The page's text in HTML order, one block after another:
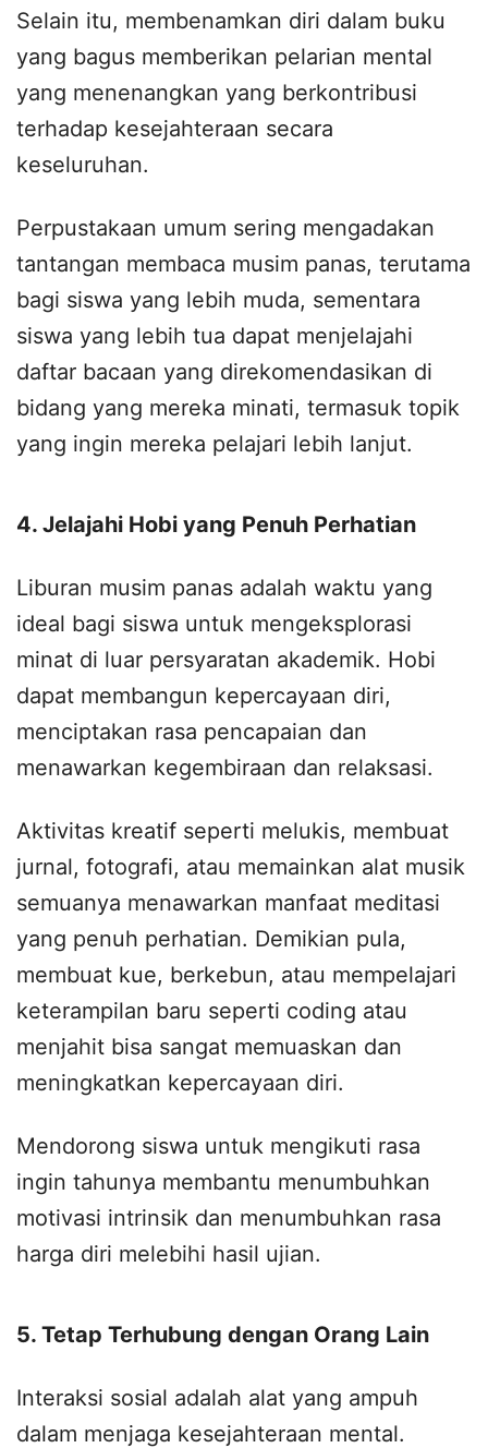
Selain itu, membenamkan diri dalam buku
yang bagus memberikan pelarian mental
yang menenangkan yang berkontribusi
terhadap kesejahteraan secara
keseluruhan.
Perpustakaan umum sering mengadakan
tantangan membaca musim panas, terutama
bagi siswa yang lebih muda, sementara
siswa yang lebih tua dapat menjelajahi
daftar bacaan yang direkomendasikan di
bidang yang mereka minati, termasuk topik
yang ingin mereka pelajari lebih lanjut.
4. Jelajahi Hobi yang Penuh Perhatian
Liburan musim panas adalah waktu yang
ideal bagi siswa untuk mengeksplorasi
minat di luar persyaratan akademik. Hobi
dapat membangun kepercayaan diri,
menciptakan rasa pencapaian dan
menawarkan kegembiraan dan relaksasi.
Aktivitas kreatif seperti melukis, membuat
jurnal, fotografi, atau memainkan alat musik
semuanya menawarkan manfaat meditasi
yang penuh perhatian. Demikian pula,
membuat kue, berkebun, atau mempelajari
keterampilan baru seperti coding atau
menjahit bisa sangat memuaskan dan
meningkatkan kepercayaan diri.
Mendorong siswa untuk mengikuti rasa
ingin tahunya membantu menumbuhkan
motivasi intrinsik dan menumbuhkan rasa
harga diri melebihi hasil ujian.
5. Tetap Terhubung dengan Orang Lain
Interaksi sosial adalah alat yang ampuh
dalam menjaga kesejahteraan mental.